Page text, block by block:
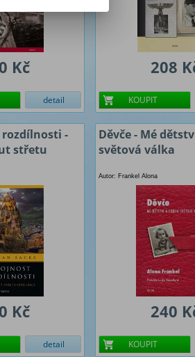
Kč
detail
208
KOUPIT
-
střetu
Kč
detail
Děvče - Mé
světová válka
Autor: Frankel Alona
240
KOUPIT